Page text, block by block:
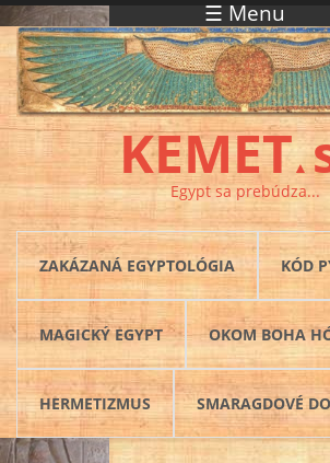
Skočiť na hlavný obsah ☰ Menu
KEMET▲
Egypt sa prebúdza...
ZAKÁZANÁ EGYPTOLÓGIA KÓD
MAGICKÝ EGYPT OKOM BOHA
HERMETIZMUS SMARAGDOVÉ